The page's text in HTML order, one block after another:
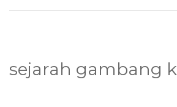
sejarah gambang